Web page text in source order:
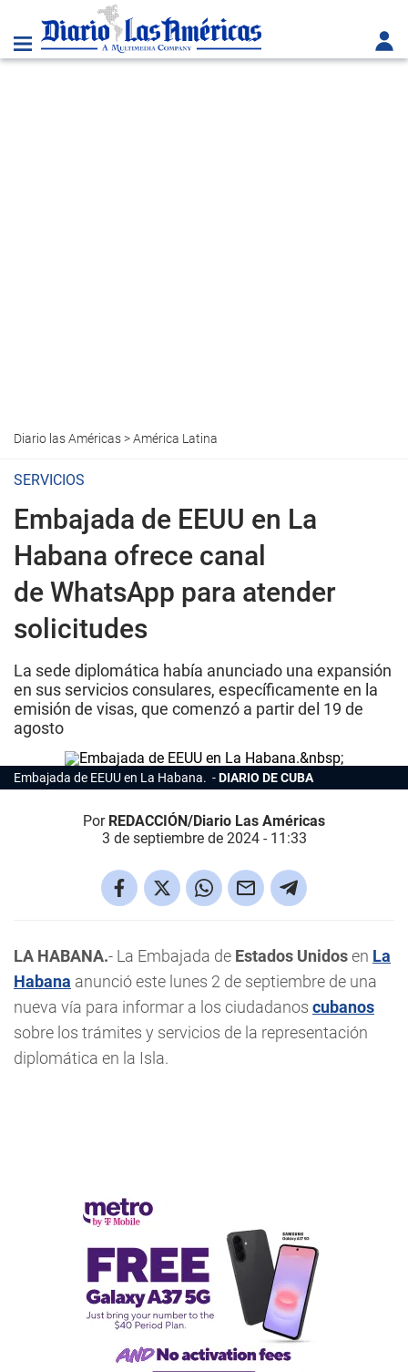
Diario las Américas>América Latina
SERVICIOS
Embajada de EEUU en La
Habana ofrece canal
de WhatsApp para atender
solicitudes
La sede diplomática había anunciado una expansión
en sus servicios consulares, específicamente en la
emisión de visas, que comenzó a partir del 19 de
agosto
Embajada de EEUU en La Habana. DIARIO DE CUBA
Por REDACCIÓN/Diario Las Américas
3 de septiembre de 2024 - 11:33
LA HABANA.- La Embajada de Estados Unidosen La
Habana anunció este lunes 2 de septiembre de una
nueva vía para informar a los ciudadanos cubanos
sobre los trámites y servicios de la representación
diplomática en la Isla.